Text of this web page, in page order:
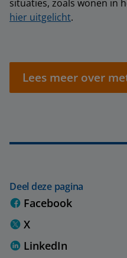
situaties, zoals wonen in
hier uitgelicht.
Lees meer over
Deel deze pagina
Facebook
X
LinkedIn